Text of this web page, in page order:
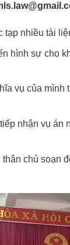
nhiều tài
hình sự cho
vụ của
nhận vụ
chủ soạn